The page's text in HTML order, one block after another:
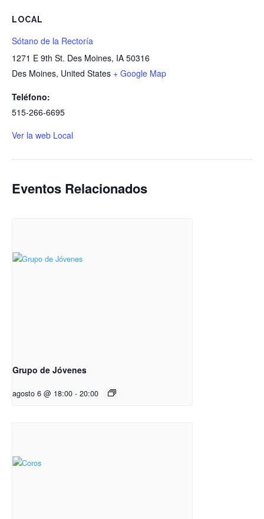
LOCAL
Sótano de la Rectoría
1271 E 9th St. Des Moines, IA 50316
Des Moines, United States + Google Map
Teléfono:
515-266-6695
Ver la web Local
Eventos Relacionados
Grupo de Jóvenes
agosto 6 @ 18:00 - 20:00